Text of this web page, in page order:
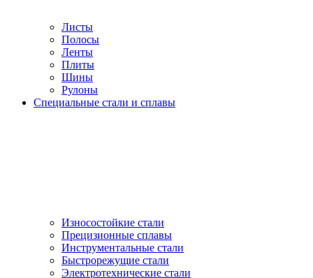
Листы
Полосы
Ленты
Плиты
Шины
Рулоны
Специальные стали и сплавы
Износостойкие стали
Прецизионные сплавы
Инструментальные стали
Быстрорежущие стали
Электротехнические стали